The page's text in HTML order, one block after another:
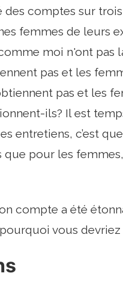
comptes sur
femmes de leurs
moi n'ont pas
pas et les
pas et les
ils? Il est
entretiens, c’est
pour les
compte a été
vous devriez